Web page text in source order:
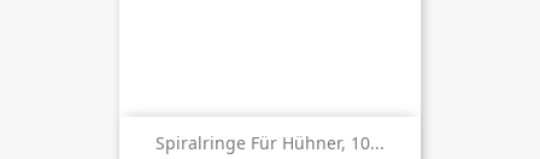
Spiralringe Für Hühner, 10...